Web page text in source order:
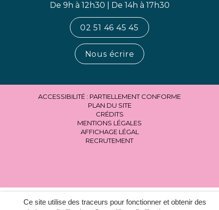
Ce site utilise des traceurs pour fonctionner et obtenir des
De 9h à 12h30 | De 14h à 17h30
02 51 46 45 45
Nous écrire
ACCESSIBILITÉ : PARTIELLEMENT CONFORME
PLAN DU SITE
CRÉDITS
MENTIONS LÉGALES
AFFICHAGE LÉGAL
RECRUTEMENT